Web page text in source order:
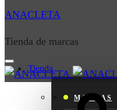
ANACLETA
Tienda de marcas
Tienda
MARCAS